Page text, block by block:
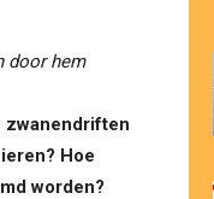
door hem
zwanendriften
Hoe
worden?